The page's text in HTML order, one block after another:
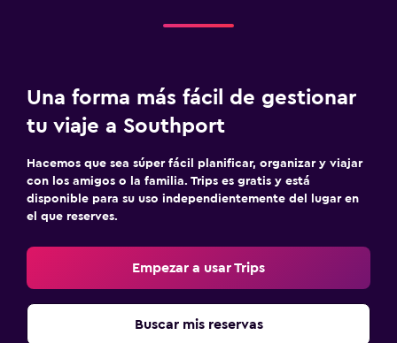
Una forma más fácil de gestionar
tu viaje a Southport
Hacemos que sea súper fácil planificar, organizar y viajar
con los amigos o la familia. Trips es gratis y está
disponible para su uso independientemente del lugar en
el que reserves.
Empezar a usar Trips
Buscar mis reservas